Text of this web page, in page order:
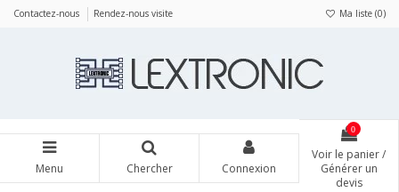
Contactez-nous Rendez-nous visite Ma liste (0)
Menu Chercher Connexion
0
Voir le panier /
Générer un
devis
Panneau de gestion des cookies